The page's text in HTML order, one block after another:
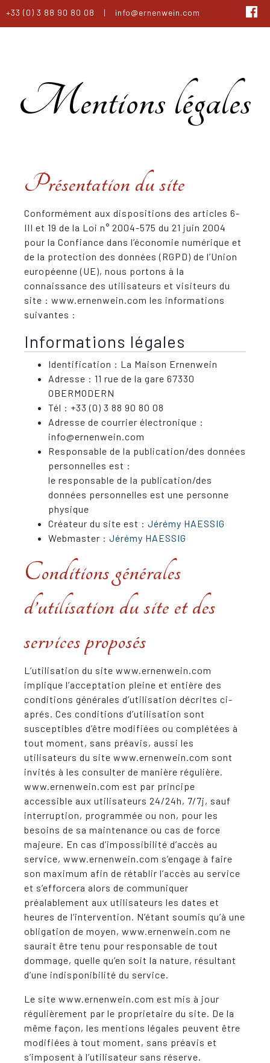
+33 (0) 3 88 90 80 08 | info@ernenwein.com
Mentions légales
Présentation du site
Conformément aux dispositions des articles 6-
III et 19 de la Loi n° 2004-575 du 21 juin 2004
pour la Confiance dans l’économie numérique et
de la protection des données (RGPD) de l’Union
européenne (UE), nous portons à la
connaissance des utilisateurs et visiteurs du
site : www.ernenwein.com les informations
suivantes :
Informations légales
Identification : La Maison Ernenwein
Adresse : 11 rue de la gare 67330
OBERMODERN
Tél : +33 (0) 3 88 90 80 08
Adresse de courrier électronique :
info@ernenwein.com
Responsable de la publication/des données
personnelles est :
le responsable de la publication/des
données personnelles est une personne
physique
Créateur du site est : Jérémy HAESSIG
Webmaster : Jérémy HAESSIG
Conditions générales
d’utilisation du site et des
services proposés
L’utilisation du site www.ernenwein.com
implique l’acceptation pleine et entière des
conditions générales d’utilisation décrites ci-
aprés. Ces conditions d’utilisation sont
susceptibles d’être modifiées ou complétées à
tout moment, sans préavis, aussi les
utilisateurs du site www.ernenwein.com sont
invités à les consulter de manière régulière.
www.ernenwein.com est par principe
accessible aux utilisateurs 24/24h, 7/7j, sauf
interruption, programmée ou non, pour les
besoins de sa maintenance ou cas de force
majeure. En cas d’impossibilité d’accès au
service, www.ernenwein.com s’engage à faire
son maximum afin de rétablir l’accès au service
et s’efforcera alors de communiquer
préalablement aux utilisateurs les dates et
heures de l’intervention. N’étant soumis qu’à une
obligation de moyen, www.ernenwein.com ne
saurait être tenu pour responsable de tout
dommage, quelle qu’en soit la nature, résultant
d’une indisponibilité du service.
Le site www.ernenwein.com est mis à jour
régulièrement par le proprietaire du site. De la
même façon, les mentions légales peuvent être
modifiées à tout moment, sans préavis et
s’imposent à l’utilisateur sans réserve.